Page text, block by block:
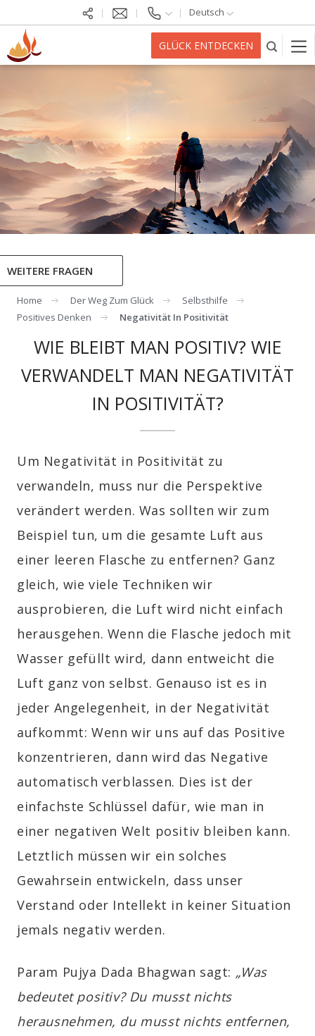
Deutsch
GLÜCK ENTDECKEN
WEITERE FRAGEN
Home Der Weg Zum Glück
Selbsthilfe
Positives Denken
Negativität In Positivität
WIE BLEIBT MAN POSITIV? WIE
VERWANDELT MAN NEGATIVITÄT
IN POSITIVITÄT?
Um Negativität in Positivität zu
verwandeln, muss nur die Perspektive
verändert werden. Was sollten wir zum
Beispiel tun, um die gesamte Luft aus
einer leeren Flasche zu entfernen? Ganz
gleich, wie viele Techniken wir
ausprobieren, die Luft wird nicht einfach
herausgehen. Wenn die Flasche jedoch mit
Wasser gefüllt wird, dann entweicht die
Luft ganz von selbst. Genauso ist es in
jeder Angelegenheit, in der Negativität
aufkommt: Wenn wir uns auf das Positive
konzentrieren, dann wird das Negative
automatisch verblassen. Dies ist der
einfachste Schlüssel dafür, wie man in
einer negativen Welt positiv bleiben kann.
Letztlich müssen wir ein solches
Gewahrsein entwickeln, dass unser
Verstand oder Intellekt in keiner Situation
jemals negativ werden.
Param Pujya Dada Bhagwan sagt: „Was
bedeutet positiv? Du musst nichts
herausnehmen, du musst nichts entfernen,